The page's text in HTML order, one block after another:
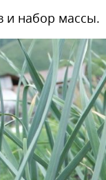
и набор массы.